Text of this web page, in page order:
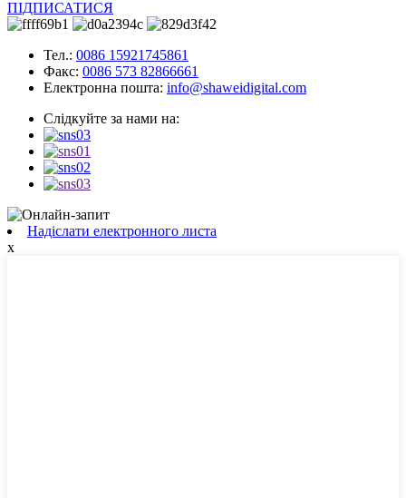
ПІДПИСАТИСЯ
Тел.: 0086 15921745861
Факс: 0086 573 82866661
Електронна пошта: info@shaweidigital.com
Слідкуйте за нами на:
Надіслати електронного листа
x